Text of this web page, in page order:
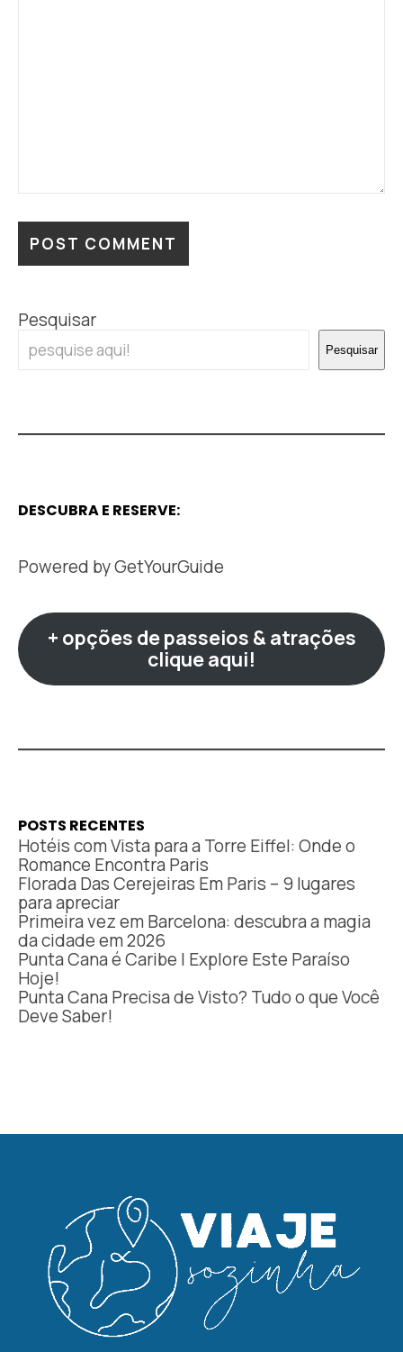
Pesquisar
Pesquisar
DESCUBRA E RESERVE:
Powered byGetYourGuide
+ opções de passeios & atrações
clique aqui!
POSTS RECENTES
Hotéis com Vista para a Torre Eiffel: Onde o
Romance Encontra Paris
Florada Das Cerejeiras Em Paris – 9 lugares
para apreciar
Primeira vez em Barcelona: descubra a magia
da cidade em 2026
Punta Cana é Caribe | Explore Este Paraíso
Hoje!
Punta Cana Precisa de Visto? Tudo o que Você
Deve Saber!